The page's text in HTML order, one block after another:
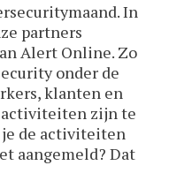
In
partners
Alert Online. Zo
onder de
klanten en
zijn te
je de activiteiten
aangemeld? Dat